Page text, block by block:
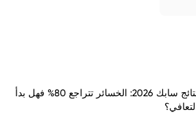
نتائج سابك 2026: الخسائر تتراجع 80% فهل بدأ